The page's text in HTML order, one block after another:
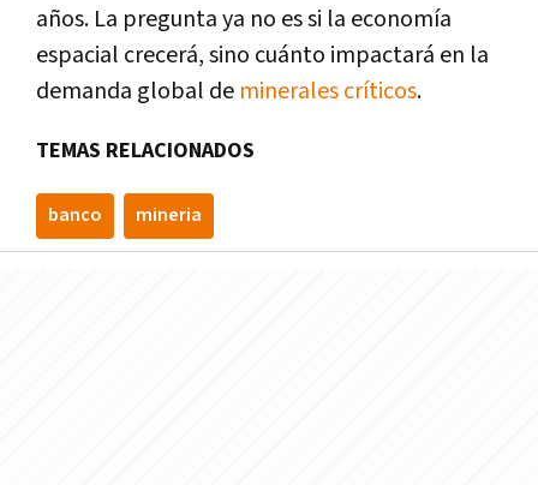
años. La pregunta ya no es si la economía
espacial crecerá, sino cuánto impactará en la
demanda global de minerales críticos.
TEMAS RELACIONADOS
banco mineria